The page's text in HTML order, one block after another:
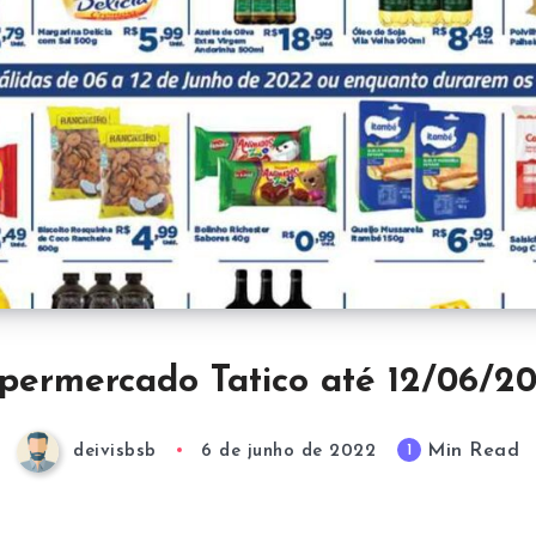
Tatico até 12/06/
deivisbsb 6 de junho de 2022 1 Min Read